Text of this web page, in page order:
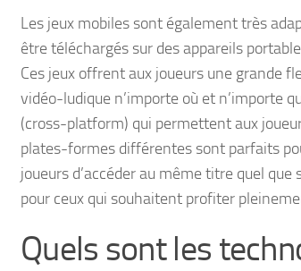
Les jeux mobiles sont également très
être téléchargés sur des appareils
Ces jeux offrent aux joueurs une grande
vidéo-ludique n’importe où et n’importe
(cross-platform) qui permettent aux
plates-formes différentes sont parfaits
joueurs d’accéder au même titre quel
pour ceux qui souhaitent profiter
Quels sont les